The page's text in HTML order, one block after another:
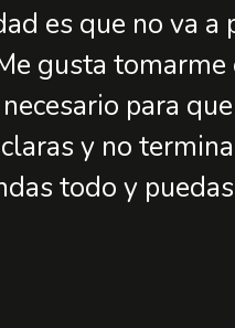
es que no va a
gusta
para
y no
todo y